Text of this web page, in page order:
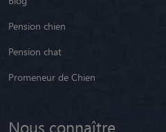
Pension chien
Pension chat
Promeneur de Chien
Nous connaître